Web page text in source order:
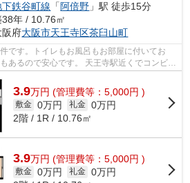
下鉄谷町線 「 阿倍野 」駅 徒歩15分
38年 / 10.76㎡
阪府大阪市天王寺区茶臼山町
です。トイレもお風呂もお部屋に付いてお
す。 天王寺駅近くでコンビニ
3.9万円 (管理費等：5,000円 )
敷金 0万円 礼金 0万円
2階 / 1R / 10.76㎡
3.9万円 (管理費等：5,000円 )
敷金 0万円 礼金 0万円